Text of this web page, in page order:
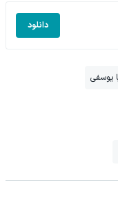
دانلود
یوسفی